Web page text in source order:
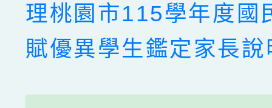
理桃園市115學年度國
賦優異學生鑑定家長說